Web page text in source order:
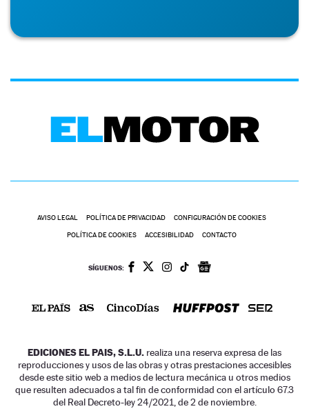
AVISO LEGAL POLÍTICA DE PRIVACIDAD CONFIGURACIÓN DE COOKIES
POLÍTICA DE COOKIES ACCESIBILIDAD CONTACTO
SÍGUENOS:
EDICIONES EL PAIS, S.L.U. realiza una reserva expresa de las
reproducciones y usos de las obras y otras prestaciones accesibles
desde este sitio web a medios de lectura mecánica u otros medios
que resulten adecuados a tal fin de conformidad con el artículo 67.3
del Real Decreto-ley 24/2021, de 2 de noviembre.